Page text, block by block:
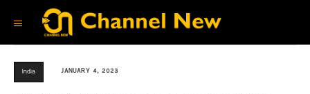
India JANUARY 4, 2023